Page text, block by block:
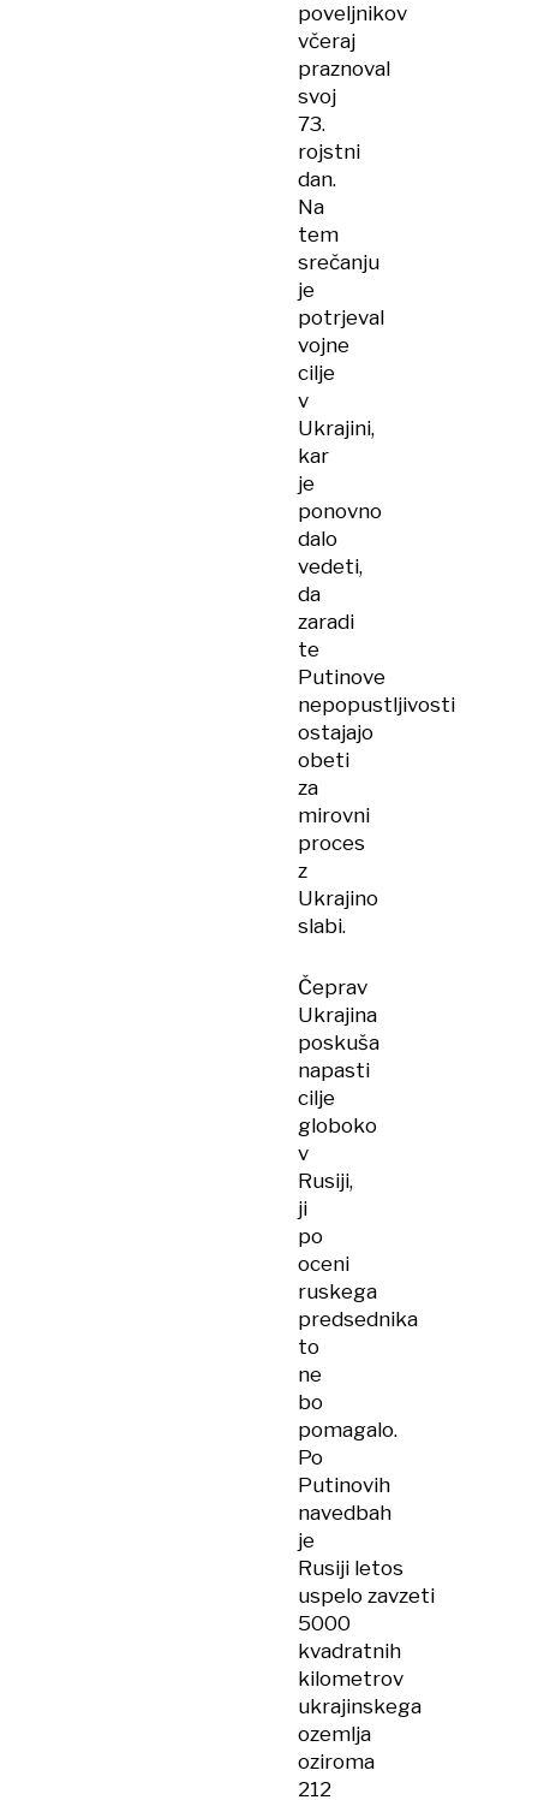
poveljnikov
včeraj
praznoval
svoj
73.
rojstni
dan.
Na
tem
srečanju
je
potrjeval
vojne
cilje
v
Ukrajini,
kar
je
ponovno
dalo
vedeti,
da
zaradi
te
Putinove
nepopustljivosti
ostajajo
obeti
za
mirovni
proces
z
Ukrajino
slabi.
Čeprav
Ukrajina
poskuša
napasti
cilje
globoko
v
Rusiji,
ji
po
oceni
ruskega
predsednika
to
ne
bo
pomagalo.
Po
Putinovih
navedbah
je
Rusiji letos
uspelo zavzeti
5000
kvadratnih
kilometrov
ukrajinskega
ozemlja
oziroma
212